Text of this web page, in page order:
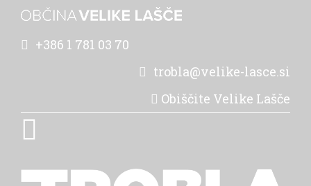
+386 1 781 03 70
trobla@velike-lasce.si
Obiščite Velike Lašče